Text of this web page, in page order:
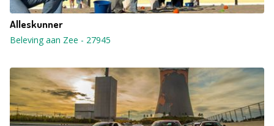
Alleskunner
Beleving aan Zee - 27945